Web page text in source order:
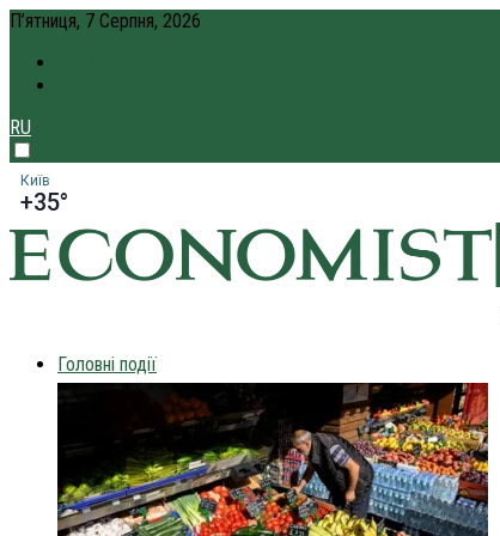
П’ятниця, 7 Серпня, 2026
RU
Київ
+35°
Головні події